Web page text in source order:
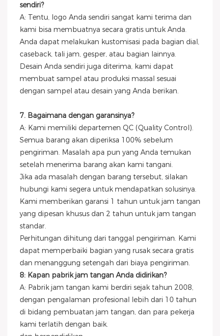
sendiri?
A: Tentu, logo Anda sendiri sangat kami terima dan
kami bisa membuatnya secara gratis untuk Anda.
Anda dapat melakukan kustomisasi pada bagian dial,
caseback, tali jam, gesper, atau bagian lainnya.
Desain Anda sendiri juga diterima, kami dapat
membuat sampel atau produksi massal sesuai
dengan sampel atau desain yang Anda berikan.
7. Bagaimana dengan garansinya?
A: Kami memiliki departemen QC (Quality Control).
Semua barang akan diperiksa 100% sebelum
pengiriman. Masalah apa pun yang Anda temukan
setelah menerima barang akan kami tangani.
Jika ada masalah dengan barang tersebut, silakan
hubungi kami segera untuk mendapatkan solusinya.
Kami memberikan garansi 1 tahun untuk jam tangan
yang dipesan khusus dan 2 tahun untuk jam tangan
standar.
Perhitungan dihitung dari tanggal pengiriman. Kami
dapat memperbaiki bagian yang rusak secara gratis
dan menanggung setengah dari biaya pengiriman.
8: Kapan pabrik jam tangan Anda didirikan?
A: Pabrik jam tangan kami berdiri sejak tahun 2008,
dengan pengalaman profesional lebih dari 10 tahun
di bidang pembuatan jam tangan, dan para pekerja
kami terlatih dengan baik.